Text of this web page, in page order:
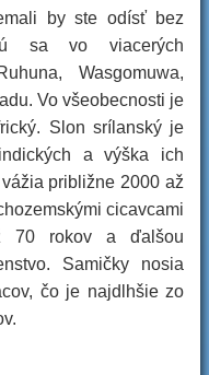
by ste odísť bez
sa vo viacerých
Wasgomuwa,
Vo všeobecnosti je
Slon srílanský je
a výška ich
približne 2000 až
cicavcami
70 rokov a ďalšou
Samičky nosia
čo je najdlhšie zo